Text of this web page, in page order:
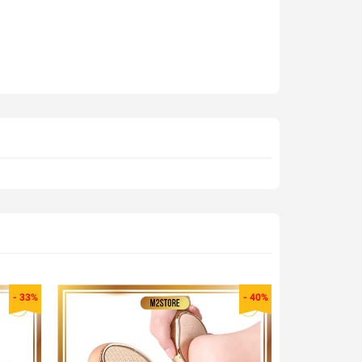
40.000₫
Hộp Đựng Giày Dép Nắp Nhựa Cứng Trong
Suốt Thời Trang, Size lớn Chịu Lực 4kg
- 33% - 40%